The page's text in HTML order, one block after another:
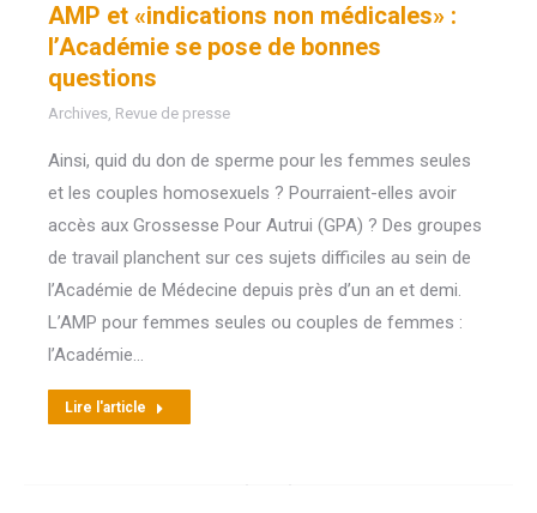
AMP et «indications non médicales» :
l’Académie se pose de bonnes
questions
Archives, Revue de presse
Ainsi, quid du don de sperme pour les femmes seules
et les couples homosexuels ? Pourraient-elles avoir
accès aux Grossesse Pour Autrui (GPA) ? Des groupes
de travail planchent sur ces sujets difficiles au sein de
l’Académie de Médecine depuis près d’un an et demi.
L’AMP pour femmes seules ou couples de femmes :
l’Académie…
Lire l'article